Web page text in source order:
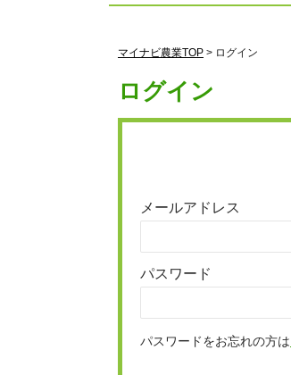
マイナビ農業TOP > ログイン
ログイン
メールアドレス
パスワード
パスワードをお忘れの方は